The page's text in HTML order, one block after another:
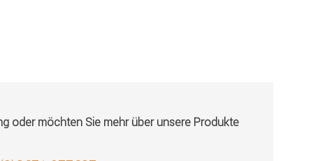
oder möchten Sie mehr über unsere Produkte